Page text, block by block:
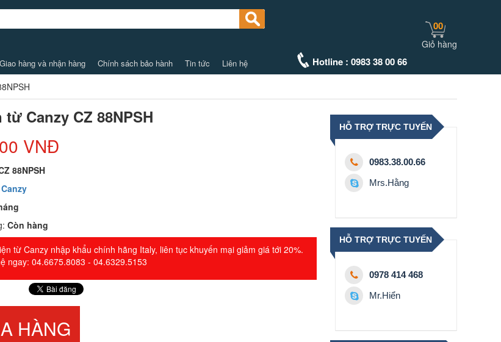
Giao hàng và nhận hàng Chính sách bảo hành Tin tức Liên hệ Hotline : 0983 38 00 66
00
Giỏ hàng
từ Canzy CZ 88NPSH
VNĐ
88NPSH
Canzy
Còn hàng
từ Canzy nhập khẩu chính hãng Italy, liên tục khuyến mại giảm giá tới 20%.
ngay: 04.6675.8083 - 04.6329.5153
HÀNG
HỖ TRỢ TRỰC TUYẾN
0983.38.00.66
Mrs.Hằng
HỖ TRỢ TRỰC TUYẾN
0978 414 468
Mr.Hiển